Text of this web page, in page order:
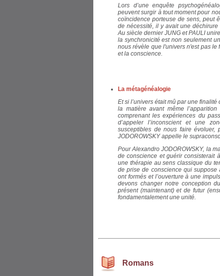
Lors d’une enquête
peuvent surgir à tout moment pour
coïncidence porteuse de sens, peut
de nécessité, il y avait une
Au siècle dernier JUNG et PAULI
la synchronicité est non seulement
nous révèle que l'univers n'est pas le
et la conscience.
La métagénéalogie
Et si l’univers était mû par une
la matière avant même
comprenant les expériences du
d’appeler l’inconscient et une
susceptibles de nous faire évoluer,
JODOROWSKY appelle le
Pour Alexandro JODOROWSKY, la
de conscience et guérir consisterait
une thérapie au sens classique du
de prise de conscience qui
ont formés et l’ouverture à une
devons changer notre conception
présent (maintenant) et de futur
fondamentalement une unité.
Romans